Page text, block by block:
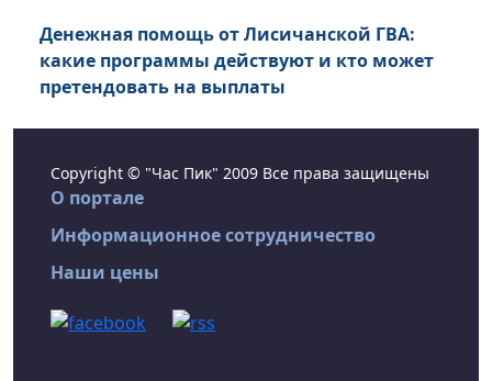
Денежная помощь от Лисичанской ГВА:
какие программы действуют и кто может
претендовать на выплаты
Copyright © "Час Пик" 2009 Все права защищены
О портале
Информационное сотрудничество
Наши цены